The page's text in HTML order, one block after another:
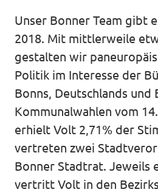
Unsere Events
Kontakt zu Volt Bonn
Deine Spende für Volt
Werde Mitglied von Volt
Unser Bonner Team gibt
2018. Mit mittlerweile
gestalten wir
Politik im Interesse der
Bonns, Deutschlands und
Kommunalwahlen vom
erhielt Volt 2,71% der
vertreten zwei
Bonner Stadtrat. Jeweils
vertritt Volt in den